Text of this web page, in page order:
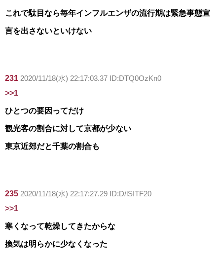
これで駄目なら毎年インフルエンザの流行期は緊急事態宣
言を出さないといけない
231 2020/11/18(水) 22:17:03.37 ID:DTQ0OzKn0
>>1
ひとつの要因ってだけ
観光客の割合に対して京都が少ない
東京近郊だと千葉の割合も
235 2020/11/18(水) 22:17:27.29 ID:D/lSITF20
>>1
寒くなって乾燥してきたからな
換気は明らかに少なくなった